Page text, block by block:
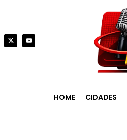
HOME CIDADES